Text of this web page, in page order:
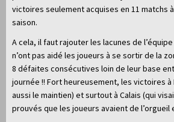
victoires seulement acquises en 11 matchs
saison.
A cela, il faut rajouter les lacunes de
n’ont pas aidé les joueurs à se sortir de la
8 défaites consécutives loin de leur base
journée !! Fort heureusement, les victoires
aussi le maintien) et surtout à Calais (qui
prouvés que les joueurs avaient de l’orgueil